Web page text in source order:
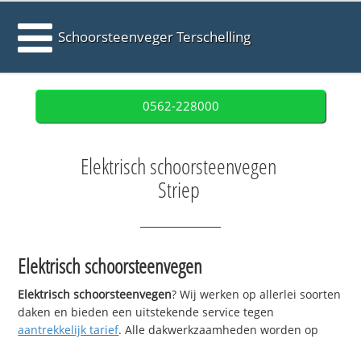
Schoorsteenveger Terschelling
0562-228000
Elektrisch schoorsteenvegen
Striep
Elektrisch schoorsteenvegen
Elektrisch schoorsteenvegen? Wij werken op allerlei soorten
daken en bieden een uitstekende service tegen
aantrekkelijk tarief. Alle dakwerkzaamheden worden op